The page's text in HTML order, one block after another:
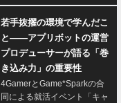
若手抜擢の環境で学んだこ
と――アプリボットの運営
プロデューサーが語る「巻
き込み力」の重要性
4GamerとGame*Sparkの合
同による就活イベント「キャ